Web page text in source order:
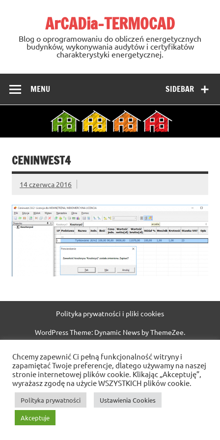
ArCADia-TERMOCAD
Blog o oprogramowaniu do obliczeń energetycznych
budynków, wykonywania audytów i certyfikatów
charakterystyki energetycznej.
SIDEBAR
MENU
CENINWEST4
14 czerwca 2016
Polityka prywatności i pliki cookies
WordPress Theme: Dynamic News by ThemeZee.
Chcemy zapewnić Ci pełną funkcjonalność witryny i
zapamiętać Twoje preferencje, dlatego używamy na naszej
stronie internetowej plików cookie. Klikając „Akceptuję”,
wyrażasz zgodę na użycie WSZYSTKICH plików cookie.
Polityka prywatności Ustawienia Cookies
Akceptuje